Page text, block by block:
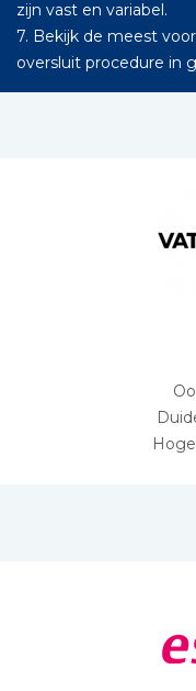
zijn vast en variabel.
7. Bekijk de meest
oversluit procedure in